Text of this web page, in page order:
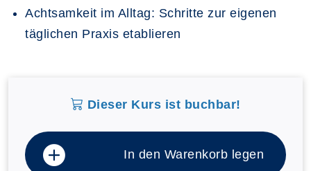
Achtsamkeit im Alltag: Schritte zur eigenen
täglichen Praxis etablieren
Dieser Kurs ist buchbar!
In den Warenkorb legen